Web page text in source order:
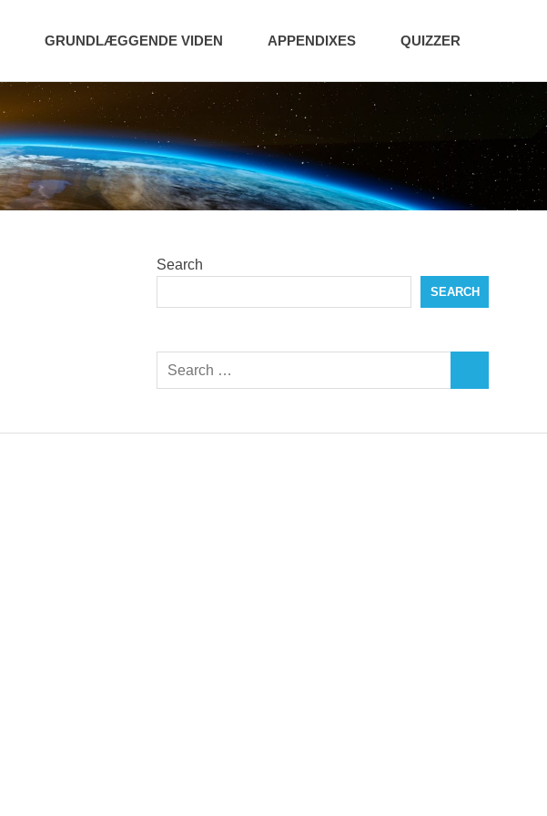
GRUNDLÆGGENDE VIDEN APPENDIXES QUIZZER
Search
SEARCH
Search